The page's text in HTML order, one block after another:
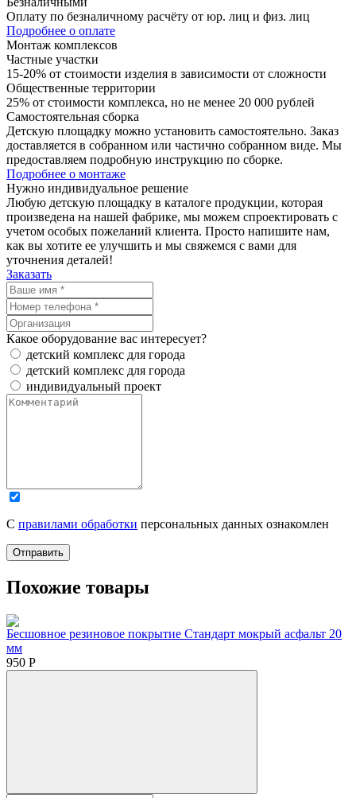
Оплату по безналичному расчёту от юр. лиц и физ. лиц
Подробнее о оплате
Монтаж комплексов
Частные участки
15-20% от стоимости изделия в зависимости от сложности
Общественные территории
25% от стоимости комплекса, но не менее 20 000 рублей
Самостоятельная сборка
Детскую площадку можно установить самостоятельно. Заказ
доставляется в собранном или частично собранном виде. Мы
предоставляем подробную инструкцию по сборке.
Подробнее о монтаже
Нужно индивидуальное решение
Любую детскую площадку в каталоге продукции, которая
произведена на нашей фабрике, мы можем спроектировать с
учетом особых пожеланий клиента. Просто напишите нам,
как вы хотите ее улучшить и мы свяжемся с вами для
уточнения деталей!
Заказать
Какое оборудование вас интересует?
детский комплекс для города
детский комплекс для города
индивидуальный проект
С правилами обработки персональных данных ознакомлен
Отправить
Похожие товары
Бесшовное резиновое покрытие Стандарт мокрый асфальт 20
мм
950 Р